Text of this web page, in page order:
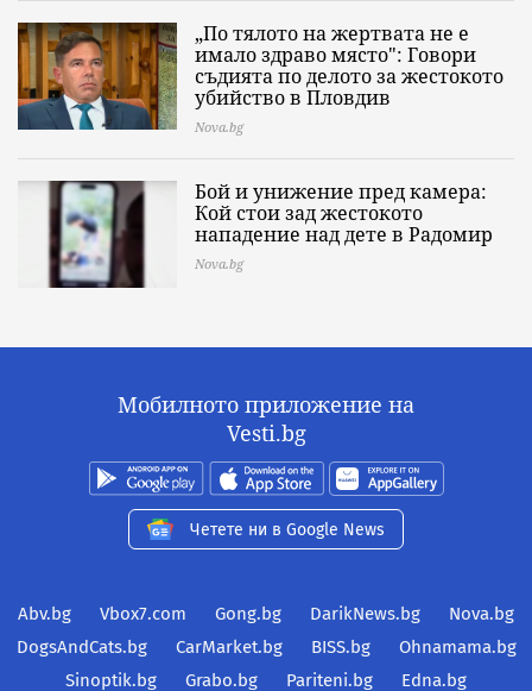
„По тялото на жертвата не е
имало здраво място": Говори
съдията по делото за жестокото
убийство в Пловдив
Nova.bg
Бой и унижение пред камера:
Кой стои зад жестокото
нападение над дете в Радомир
Nova.bg
Мобилното приложение на
Vesti.bg
Четете ни в Google News
Abv.bg Vbox7.com Gong.bg DarikNews.bg
Nova.bg
DogsAndCats.bg
CarMarket.bg BISS.bg
Ohnamama.bg
Sinoptik.bg
Grabo.bg Pariteni.bg Edna.bg